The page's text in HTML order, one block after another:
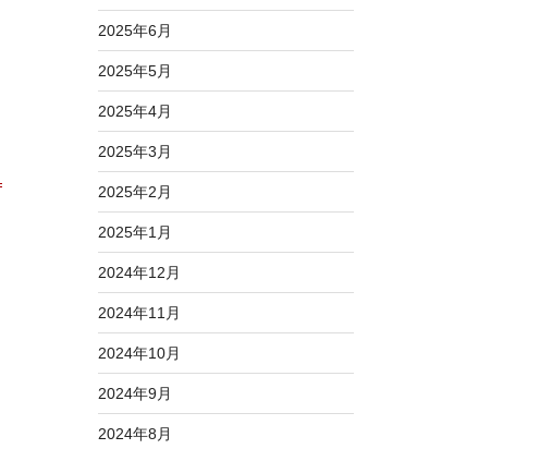
2025年6月
2025年5月
2025年4月
2025年3月
2025年2月
2025年1月
2024年12月
2024年11月
2024年10月
2024年9月
2024年8月